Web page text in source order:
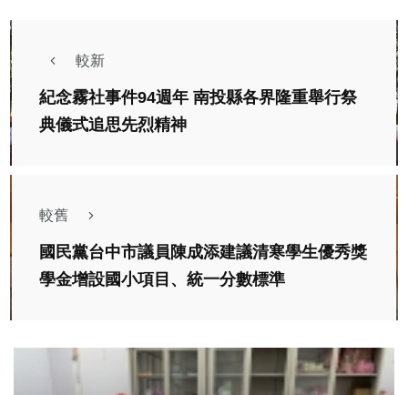
較新
紀念霧社事件94週年 南投縣各界隆重舉行祭
典儀式追思先烈精神
較舊
國民黨台中市議員陳成添建議清寒學生優秀獎
學金增設國小項目、統一分數標準